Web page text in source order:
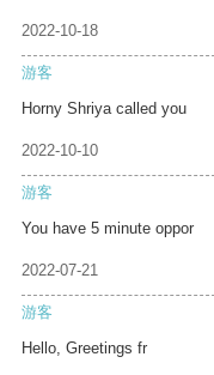
2022-10-18
游客
Horny Shriya called you
2022-10-10
游客
You have 5 minute oppor
2022-07-21
游客
Hello, Greetings fr